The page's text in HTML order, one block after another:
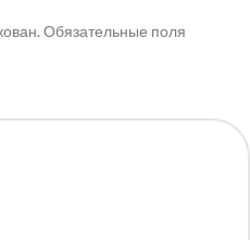
Обязательные поля